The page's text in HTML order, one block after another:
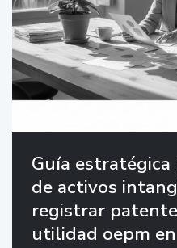
Guía
de activos
registrar
utilidad oepm